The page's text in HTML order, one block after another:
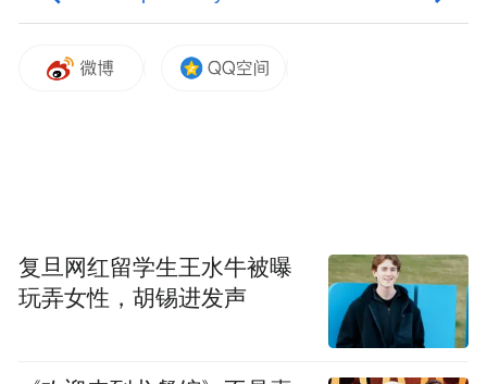
如雨点般落在我们的海湾盟友头上。你们可
速度比我们预期的快得多。”
无能，而谎言更使无能雪上加霜。”
美国和以色列2月28日突然袭击伊朗，炸死伊
朗最高领袖哈梅内伊等一众高层。美国和以
复旦网红留学生王水牛被曝
玩弄女性，胡锡进发声